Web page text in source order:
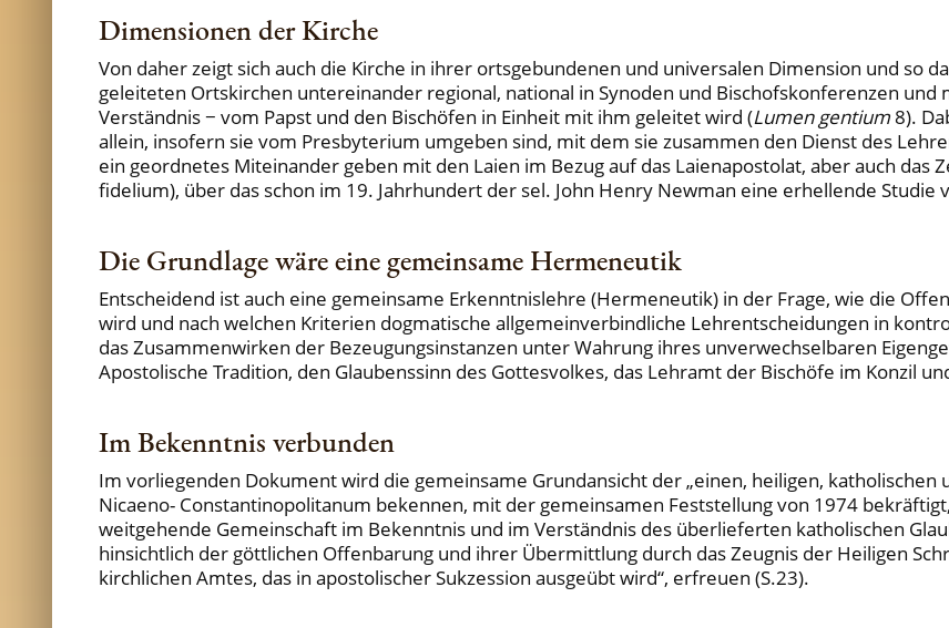
Dimensionen der Kirche
Von daher zeigt sich auch die Kirche in ihrer ortsgebundenen und universalen Dimension und so
geleiteten Ortskirchen untereinander regional, national in Synoden und Bischofskonferenzen und
Verständnis − vom Papst und den Bischöfen in Einheit mit ihm geleitet wird (Lumen gentium 8).
allein, insofern sie vom Presbyterium umgeben sind, mit dem sie zusammen den Dienst des
ein geordnetes Miteinander geben mit den Laien im Bezug auf das Laienapostolat, aber auch das
fidelium), über das schon im 19. Jahrhundert der sel. John Henry Newman eine erhellende Studie
Die Grundlage wäre eine gemeinsame Hermeneutik
Entscheidend ist auch eine gemeinsame Erkenntnislehre (Hermeneutik) in der Frage, wie die
wird und nach welchen Kriterien dogmatische allgemeinverbindliche Lehrentscheidungen in
das Zusammenwirken der Bezeugungsinstanzen unter Wahrung ihres unverwechselbaren
Apostolische Tradition, den Glaubenssinn des Gottesvolkes, das Lehramt der Bischöfe im Konzil
Im Bekenntnis verbunden
Im vorliegenden Dokument wird die gemeinsame Grundansicht der „einen, heiligen, katholischen
Nicaeno- Constantinopolitanum bekennen, mit der gemeinsamen Feststellung von 1974
weitgehende Gemeinschaft im Bekenntnis und im Verständnis des überlieferten katholischen
hinsichtlich der göttlichen Offenbarung und ihrer Übermittlung durch das Zeugnis der Heiligen
kirchlichen Amtes, das in apostolischer Sukzession ausgeübt wird“, erfreuen (S.23).